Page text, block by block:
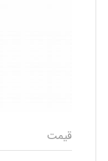
قیمت